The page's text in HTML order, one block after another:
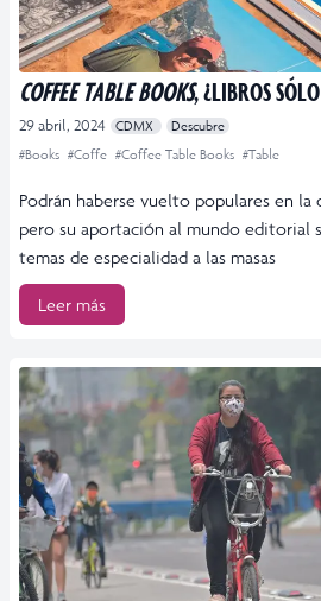
COFFEE TABLE BOOKS, ¿LIBROS
29 abril, 2024 CDMX
Descubre
#Books #Coffe #Coffee Table Books #Table
Podrán haberse vuelto populares en
pero su aportación al mundo editorial
temas de especialidad a las masas
Leer más